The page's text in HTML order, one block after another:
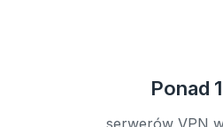
Ponad
serwerów VPN